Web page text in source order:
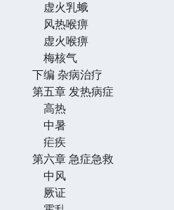
虚火乳蛾
风热喉痹
虚火喉痹
梅核气
下编 杂病治疗
第五章 发热病症
高热
中暑
疟疾
第六章 急症急救
中风
厥证